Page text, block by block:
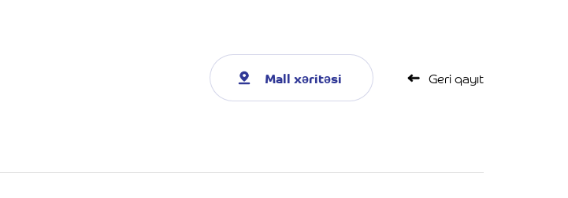
Mall xəritəsi Geri qayıt